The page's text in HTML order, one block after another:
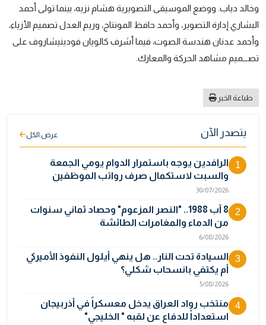
وخالد دياب. ووضع الموسيقى التصويرية هشام نزيه، بينما تولى أحمد
البشاري إدارة التصوير، وأحمد حافظ المونتاج، وريم العدل تصميم الأزياء،
وأحمد عدنان هندسة الصوت، فيما أشرف كالويان فودينيشاروف على
تصـــميم مشاهد الحركة والمعارك.
طباعة الخبر
يتصدر الآن عرض الكل
1
الرافدين يوجه باستمرار الدوام يومي الجمعة
والسبت لاستكمال صرف رواتب الموظفين
30/07/2026
2
8 آب 1988.. "النصر المزعوم" وحصاد ثماني سنوات
من الدماء والمغامرات الطائشة
6/08/2026
3
السيادة تحت النار.. هل ينهي أيلول النفوذ الأميركي
أم يكتفي بانسحاب شكلي؟
5/08/2026
4
منتخب رواد العراق يدخل معسكراً في أذربيجان
استعداداً للدفاع عن لقبه " الخليجي"